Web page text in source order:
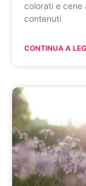
colorati e cene
contenuti
CONTINUA A